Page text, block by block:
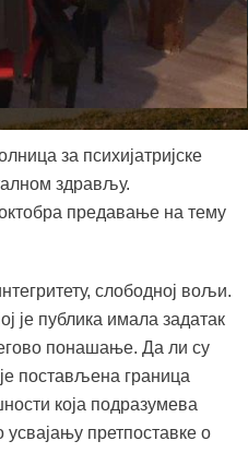
за психијатријске
здрављу.
предавање на тему
слободној вољи.
је публика имала задатак
понашање. Да ли су
постављена граница
која подразумева
претпоставке о